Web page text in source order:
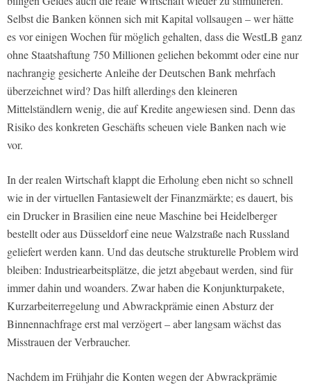
Selbst die Banken können sich mit Kapital vollsaugen – wer hätte
es vor einigen Wochen für möglich gehalten, dass die WestLB ganz
ohne Staatshaftung 750 Millionen geliehen bekommt oder eine nur
nachrangig gesicherte Anleihe der Deutschen Bank mehrfach
überzeichnet wird? Das hilft allerdings den kleineren
Mittelständlern wenig, die auf Kredite angewiesen sind. Denn das
Risiko des konkreten Geschäfts scheuen viele Banken nach wie
vor.
In der realen Wirtschaft klappt die Erholung eben nicht so schnell
wie in der virtuellen Fantasiewelt der Finanzmärkte; es dauert, bis
ein Drucker in Brasilien eine neue Maschine bei Heidelberger
bestellt oder aus Düsseldorf eine neue Walzstraße nach Russland
geliefert werden kann. Und das deutsche strukturelle Problem wird
bleiben: Industriearbeitsplätze, die jetzt abgebaut werden, sind für
immer dahin und woanders. Zwar haben die Konjunkturpakete,
Kurzarbeiterregelung und Abwrackprämie einen Absturz der
Binnennachfrage erst mal verzögert – aber langsam wächst das
Misstrauen der Verbraucher.
Nachdem im Frühjahr die Konten wegen der Abwrackprämie